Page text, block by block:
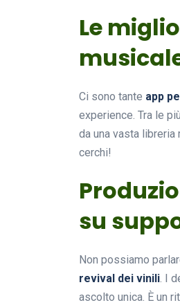
Le
Ci sono tante app
experience. Tra le
da una vasta
cerchi!
su
Non possiamo
revival dei vinili. I
ascolto unica. È un